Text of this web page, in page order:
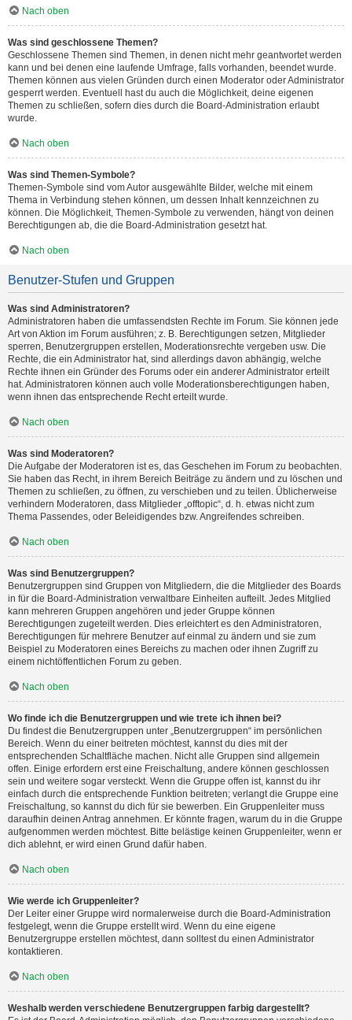
Nach oben
Was sind geschlossene Themen?
Geschlossene Themen sind Themen, in denen nicht mehr geantwortet werden
kann und bei denen eine laufende Umfrage, falls vorhanden, beendet wurde.
Themen können aus vielen Gründen durch einen Moderator oder Administrator
gesperrt werden. Eventuell hast du auch die Möglichkeit, deine eigenen
Themen zu schließen, sofern dies durch die Board-Administration erlaubt
wurde.
Nach oben
Was sind Themen-Symbole?
Themen-Symbole sind vom Autor ausgewählte Bilder, welche mit einem
Thema in Verbindung stehen können, um dessen Inhalt kennzeichnen zu
können. Die Möglichkeit, Themen-Symbole zu verwenden, hängt von deinen
Berechtigungen ab, die die Board-Administration gesetzt hat.
Nach oben
Benutzer-Stufen und Gruppen
Was sind Administratoren?
Administratoren haben die umfassendsten Rechte im Forum. Sie können jede
Art von Aktion im Forum ausführen; z. B. Berechtigungen setzen, Mitglieder
sperren, Benutzergruppen erstellen, Moderationsrechte vergeben usw. Die
Rechte, die ein Administrator hat, sind allerdings davon abhängig, welche
Rechte ihnen ein Gründer des Forums oder ein anderer Administrator erteilt
hat. Administratoren können auch volle Moderationsberechtigungen haben,
wenn ihnen das entsprechende Recht erteilt wurde.
Nach oben
Was sind Moderatoren?
Die Aufgabe der Moderatoren ist es, das Geschehen im Forum zu beobachten.
Sie haben das Recht, in ihrem Bereich Beiträge zu ändern und zu löschen und
Themen zu schließen, zu öffnen, zu verschieben und zu teilen. Üblicherweise
verhindern Moderatoren, dass Mitglieder „offtopic“, d. h. etwas nicht zum
Thema Passendes, oder Beleidigendes bzw. Angreifendes schreiben.
Nach oben
Was sind Benutzergruppen?
Benutzergruppen sind Gruppen von Mitgliedern, die die Mitglieder des Boards
in für die Board-Administration verwaltbare Einheiten aufteilt. Jedes Mitglied
kann mehreren Gruppen angehören und jeder Gruppe können
Berechtigungen zugeteilt werden. Dies erleichtert es den Administratoren,
Berechtigungen für mehrere Benutzer auf einmal zu ändern und sie zum
Beispiel zu Moderatoren eines Bereichs zu machen oder ihnen Zugriff zu
einem nichtöffentlichen Forum zu geben.
Nach oben
Wo finde ich die Benutzergruppen und wie trete ich ihnen bei?
Du findest die Benutzergruppen unter „Benutzergruppen“ im persönlichen
Bereich. Wenn du einer beitreten möchtest, kannst du dies mit der
entsprechenden Schaltfläche machen. Nicht alle Gruppen sind allgemein
offen. Einige erfordern erst eine Freischaltung, andere können geschlossen
sein und weitere sogar versteckt. Wenn die Gruppe offen ist, kannst du ihr
einfach durch die entsprechende Funktion beitreten; verlangt die Gruppe eine
Freischaltung, so kannst du dich für sie bewerben. Ein Gruppenleiter muss
daraufhin deinen Antrag annehmen. Er könnte fragen, warum du in die Gruppe
aufgenommen werden möchtest. Bitte belästige keinen Gruppenleiter, wenn er
dich ablehnt, er wird einen Grund dafür haben.
Nach oben
Wie werde ich Gruppenleiter?
Der Leiter einer Gruppe wird normalerweise durch die Board-Administration
festgelegt, wenn die Gruppe erstellt wird. Wenn du eine eigene
Benutzergruppe erstellen möchtest, dann solltest du einen Administrator
kontaktieren.
Nach oben
Weshalb werden verschiedene Benutzergruppen farbig dargestellt?